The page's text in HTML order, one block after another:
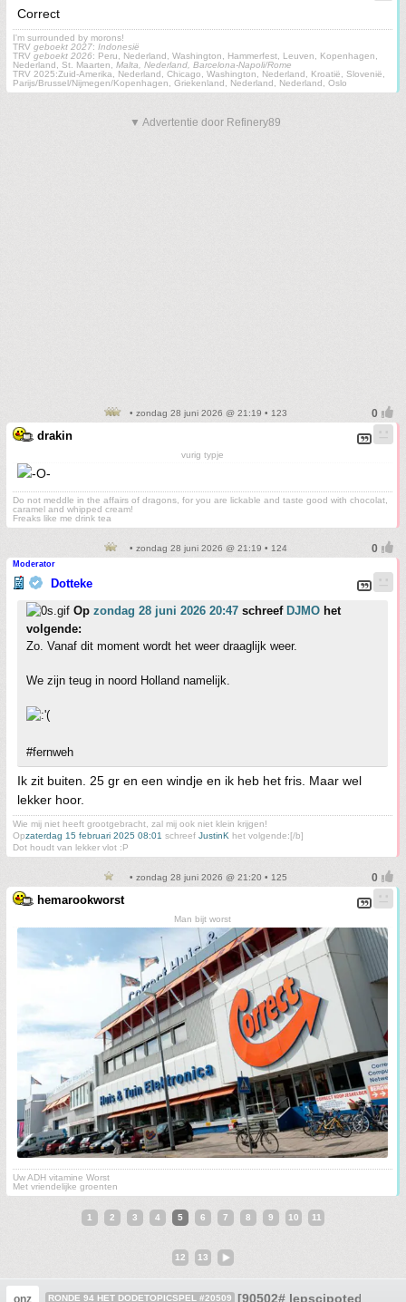
Correct
I'm surrounded by morons!
TRV geboekt 2027: Indonesië
TRV geboekt 2026: Peru, Nederland, Washington, Hammerfest, Leuven, Kopenhagen,
Nederland, St. Maarten, Malta, Nederland, Barcelona-Napoli/Rome
TRV 2025:Zuid-Amerika, Nederland, Chicago, Washington, Nederland, Kroatië, Slovenië,
Parijs/Brussel/Nijmegen/Kopenhagen, Griekenland, Nederland, Nederland, Oslo
▼ Advertentie door Refinery89
• zondag 28 juni 2026 @ 21:19 • 123
drakin
vurig typje
Do not meddle in the affairs of dragons, for you are lickable and taste good with chocolat,
caramel and whipped cream!
Freaks like me drink tea
• zondag 28 juni 2026 @ 21:19 • 124
Moderator
Dotteke
Op zondag 28 juni 2026 20:47 schreef DJMO het
volgende:
Zo. Vanaf dit moment wordt het weer draaglijk weer.
We zijn teug in noord Holland namelijk.
#fernweh
Ik zit buiten. 25 gr en een windje en ik heb het fris. Maar wel
lekker hoor.
Wie mij niet heeft grootgebracht, zal mij ook niet klein krijgen!
Opzaterdag 15 februari 2025 08:01 schreef JustinK het volgende:[/b]
Dot houdt van lekker vlot :P
• zondag 28 juni 2026 @ 21:20 • 125
hemarookworst
Man bijt worst
Uw ADH vitamine Worst
Met vriendelijke groenten
1 2 3 4 5 6 7 8 9 10 11
12 13
onz RONDE 94 HET DODETOPICSPEL #20509 [90502# lepscipotedoD 49